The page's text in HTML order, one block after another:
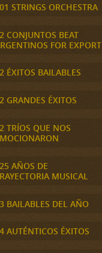
STRINGS ORCHESTRA
CONJUNTOS BEAT
FOR EXPORT
ÉXITOS BAILABLES
GRANDES ÉXITOS
TRÍOS QUE NOS
AÑOS DE
MUSICAL
BAILABLES DEL AÑO
AUTÉNTICOS ÉXITOS